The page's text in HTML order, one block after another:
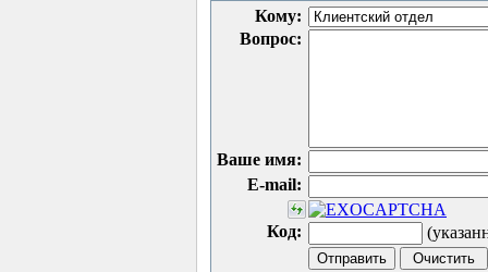
Кому:
Вопрос:
Ваше имя:
E-mail:
Код: